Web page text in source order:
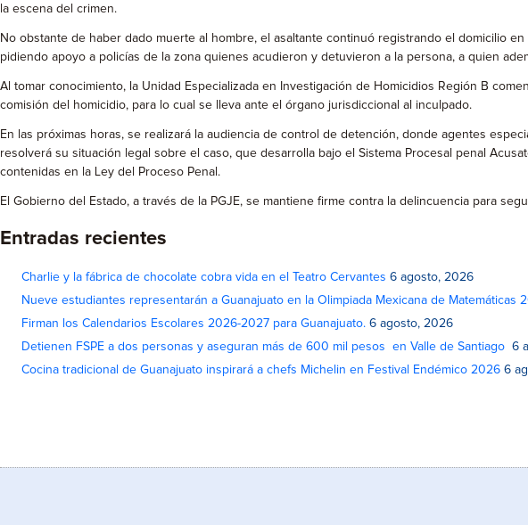
la escena del crimen.
No obstante de haber dado muerte al hombre, el asaltante continuó registrando el domicilio
pidiendo apoyo a policías de la zona quienes acudieron y detuvieron a la persona, a quien
Al tomar conocimiento, la Unidad Especializada en Investigación de Homicidios Región B
comisión del homicidio, para lo cual se lleva ante el órgano jurisdiccional al inculpado.
En las próximas horas, se realizará la audiencia de control de detención, donde agentes
resolverá su situación legal sobre el caso, que desarrolla bajo el Sistema Procesal penal
contenidas en la Ley del Proceso Penal.
El Gobierno del Estado, a través de la PGJE, se mantiene firme contra la delincuencia para
Entradas recientes
Charlie y la fábrica de chocolate cobra vida en el Teatro Cervantes 6 agosto, 2026
Nueve estudiantes representarán a Guanajuato en la Olimpiada Mexicana de Matemáticas
Firman los Calendarios Escolares 2026-2027 para Guanajuato. 6 agosto, 2026
Detienen FSPE a dos personas y aseguran más de 600 mil pesos en Valle de Santiago 6
Cocina tradicional de Guanajuato inspirará a chefs Michelin en Festival Endémico 2026 6